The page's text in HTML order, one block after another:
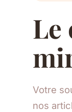
Le
Votre
nos